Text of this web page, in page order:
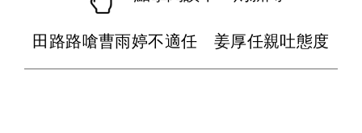
田路路嗆曹雨婷不適任 姜厚任親吐態度